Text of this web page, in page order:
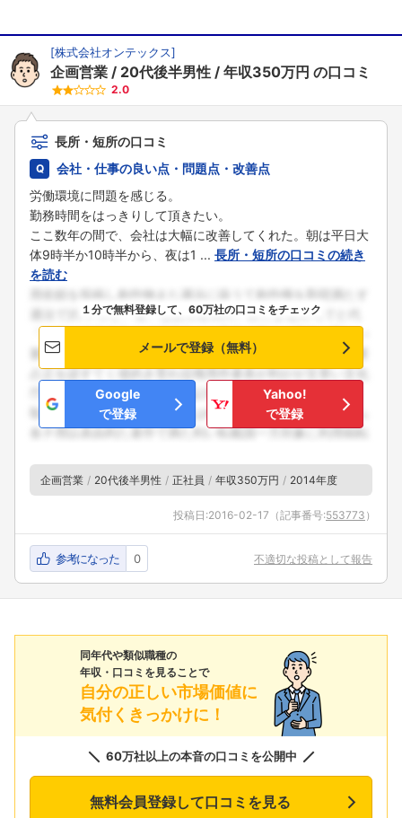
[株式会社オンテックス]
企画営業 20代後半男性 年収350万円 の口コミ
2.0
長所・短所の口コミ
会社・仕事の良い点・問題点・改善点
労働環境に問題を感じる。
勤務時間をはっきりして頂きたい。
ここ数年の間で、会社は大幅に改善してくれた。朝は平日大
体9時半か10時半から、夜は1 ... 長所・短所の口コミの続き
を読む
１分で無料登録して、60万社の口コミをチェック
メールで登録（無料）
Google
で登録
Yahoo!
で登録
企画営業 20代後半男性 正社員 年収350万円 2014年度
投稿日:2016-02-17 （記事番号:553773 ）
参考になった 0 不適切な投稿として報告
同年代や類似職種の
年収・口コミを見ることで
自分の正しい市場価値に
気付くきっかけに！
60万社以上の本音の口コミを公開中
無料会員登録して口コミを見る